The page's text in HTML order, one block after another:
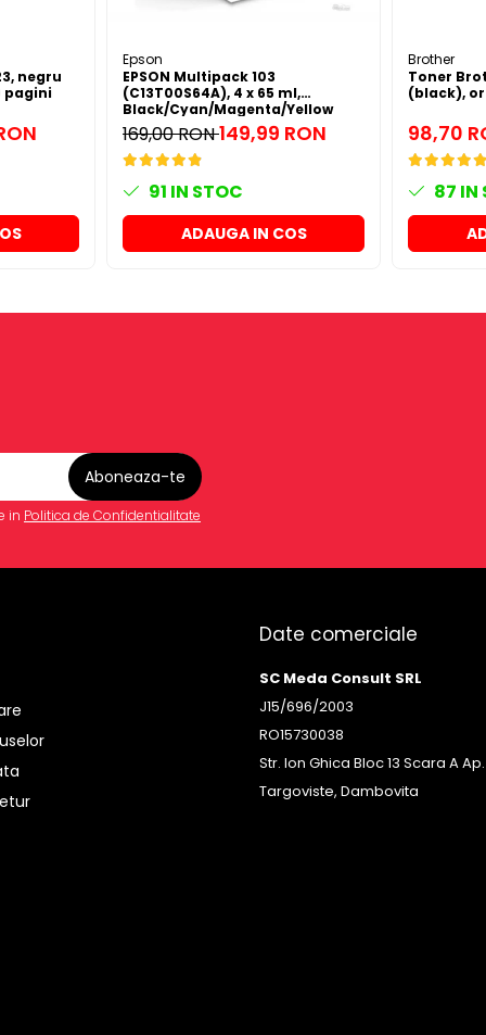
negru
pagini
Epson
EPSON Multipack 103
(C13T00S64A), 4 x 65 ml,
Black/Cyan/Magenta/Yellow
(T00S6)
169,00 RON149,99 RON
91 IN STOC
ADAUGA IN COS
Brother
Toner
(black),
98,70
87 IN
in Politica de Confidentialitate
Date comerciale
SC Meda Consult SRL
J15/696/2003
RO15730038
Str. Ion Ghica Bloc 13 Scara A
Targoviste, Dambovita